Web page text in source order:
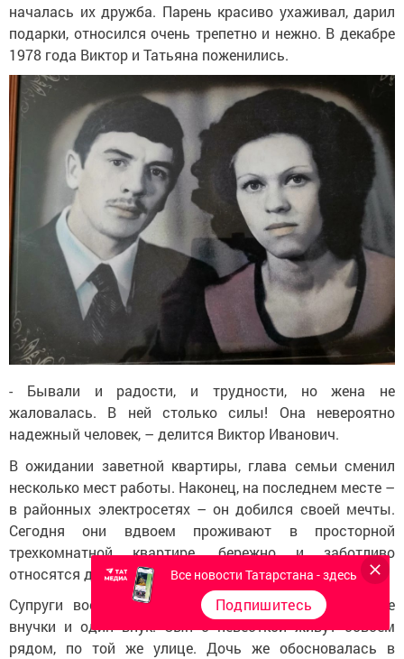
началась их дружба. Парень красиво ухаживал, дарил
подарки, относился очень трепетно и нежно. В декабре
1978 года Виктор и Татьяна поженились.
- Бывали и радости, и трудности, но жена не
жаловалась. В ней столько силы! Она невероятно
надежный человек, – делится Виктор Иванович.
В ожидании заветной квартиры, глава семьи сменил
несколько мест работы. Наконец, на последнем месте –
в районных электросетях – он добился своей мечты.
Сегодня они вдвоем проживают в просторной
трехкомнатной квартире, бережно и заботливо
относятся друг к другу.
Супруги воспитали двоих детей, сегодня у них две
внучки и один внук. Сын с невесткой живут совсем
рядом, по той же улице. Дочь же обосновалась в
Все новости Татарстана - здесь
Подпишитесь